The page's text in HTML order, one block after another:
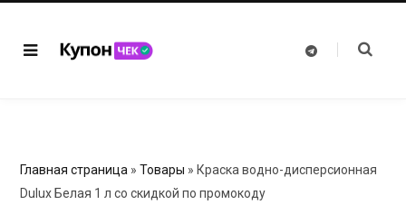
T
Главная страница » Товары » Краска водно-дисперсионная
Dulux Белая 1 л со скидкой по промокоду